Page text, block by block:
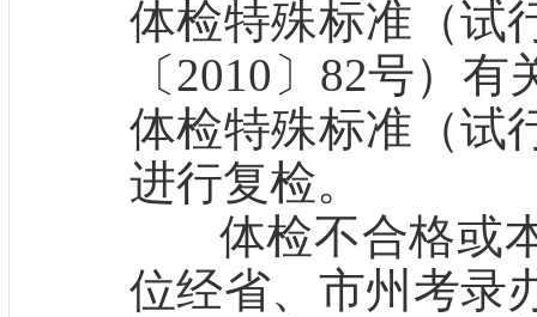
体检特殊标准（试
〔2010〕82号）
体检特殊标准（试
进行复检。
体检不合格或本
位经省、市州考录